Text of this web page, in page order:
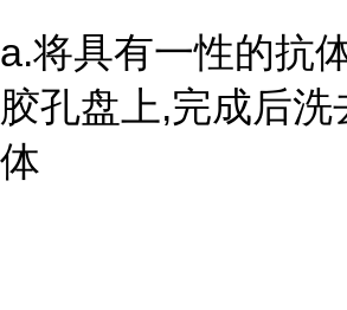
a.将具有一性的抗
胶孔盘上,完成后洗
体